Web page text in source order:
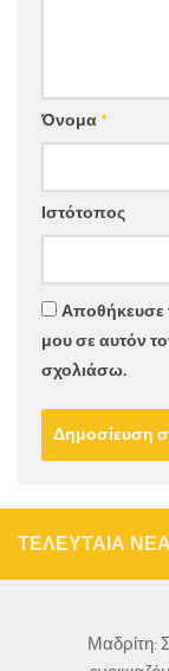
Όνομα*
Ιστότοπος
Αποθήκευσε
μου σε αυτόν
σχολιάσω.
ΤΕΛΕΥΤΑΙΑ ΝΕΑ
Μαδρίτη: